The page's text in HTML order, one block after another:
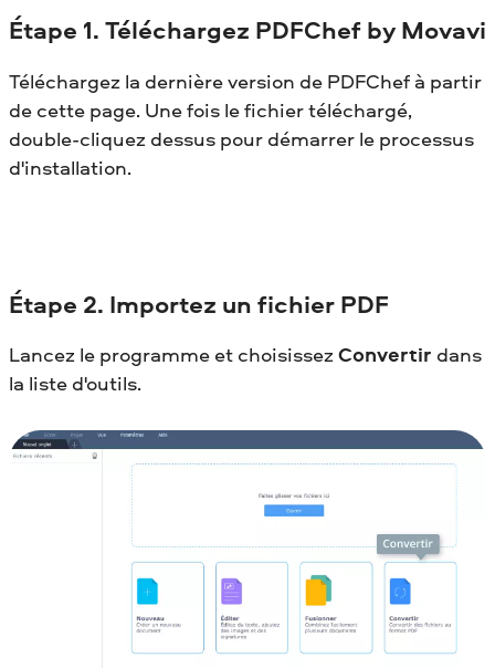
Étape 1. Téléchargez PDFChef by Movavi
Téléchargez la dernière version de PDFChef à partir
de cette page. Une fois le fichier téléchargé,
double-cliquez dessus pour démarrer le processus
d'installation.
Étape 2. Importez un fichier PDF
Lancez le programme et choisissezConvertir dans
la liste d'outils.